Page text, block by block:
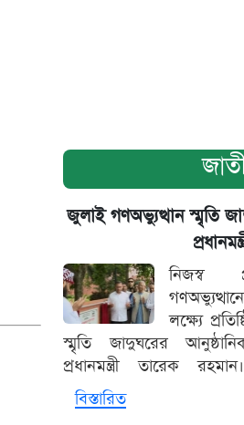
জুলাই গণঅভ্যুত্থান স্মৃতি
নিজস্ব
লক্ষ্যে
স্মৃতি জাদুঘরের
প্রধানমন্ত্রী তারেক
বিস্তারিত